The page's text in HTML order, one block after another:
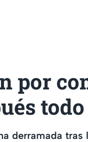
por
derramada